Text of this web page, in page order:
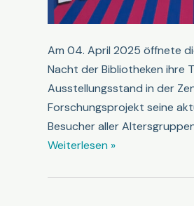
Am 04. April 2025 öffnete
Nacht der Bibliotheken ihre
Ausstellungsstand in der
Forschungsprojekt seine
Besucher aller
RuhrBots
der
Weiterlesen »